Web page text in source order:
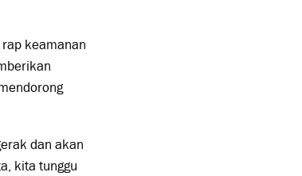
keamanan
dan akan
kita tunggu